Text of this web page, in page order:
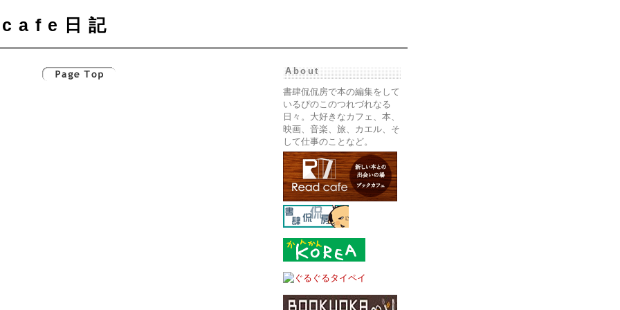
cafe日記
About
書肆侃侃房で本の編集をして
いるぴのこのつれづれなる
日々。大好きなカフェ、本、
映画、音楽、旅、カエル、そ
して仕事のことなど。